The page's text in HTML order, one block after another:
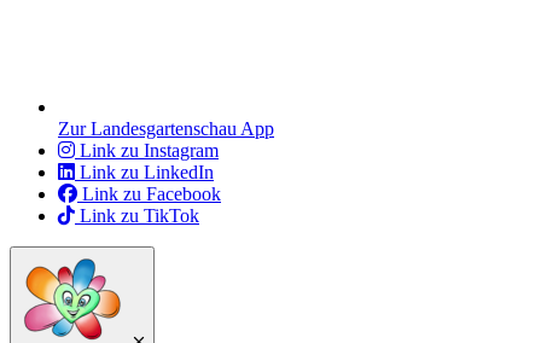
Zur Landesgartenschau App
Link zu Instagram
Link zu LinkedIn
Link zu Facebook
Link zu TikTok